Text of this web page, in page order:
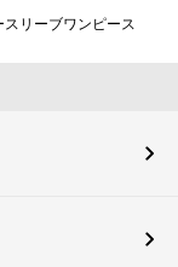
リーブワンピース